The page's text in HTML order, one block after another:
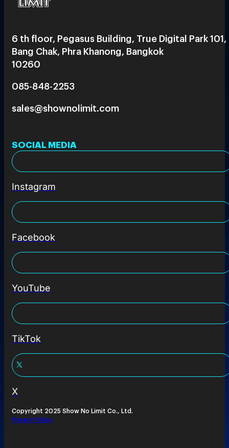
6 th floor, Pegasus Building, True Digital Park 101,
Bang Chak, Phra Khanong, Bangkok
10260
085-848-2253
sales@shownolimit.com
SOCIAL MEDIA
Instagram
Facebook
YouTube
TikTok
X
Copyright 2025 Show No Limit Co., Ltd.
Privacy Policy